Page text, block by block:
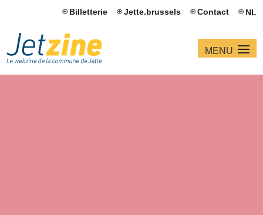
Billetterie Jette.brussels Contact NL